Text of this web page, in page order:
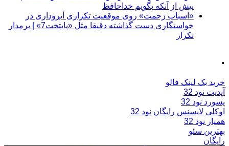
پیش از آنکه بگویم خداحافظ
«اسباب زحمت» روی موقعیت تکراری آبروداری در
خواستگاری دست گذاشته دقیقا مثل «پایتخت7» | برمدار
تکرار
.
خرید بک لینک فالو
آپدیت نود 32
پسورد نود 32
اوکلی لایسنس رایگان نود 32
همیار نود 32
بهترین سئو
رایگان